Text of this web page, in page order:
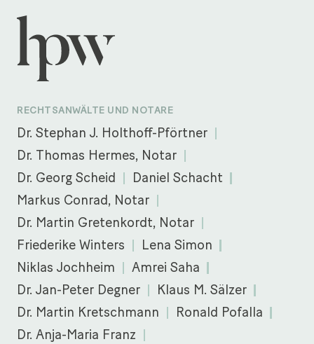
RECHTSANWÄLTE UND NOTARE
Dr. Stephan J. Holthoff-Pförtner
Dr. Thomas Hermes, Notar
Dr. Georg Scheid
Daniel Schacht
Markus Conrad, Notar
Dr. Martin Gretenkordt, Notar
Friederike Winters
Lena Simon
Niklas Jochheim
Amrei Saha
Dr. Jan-Peter Degner
Klaus M. Sälzer
Dr. Martin Kretschmann
Ronald Pofalla
Dr. Anja-Maria Franz